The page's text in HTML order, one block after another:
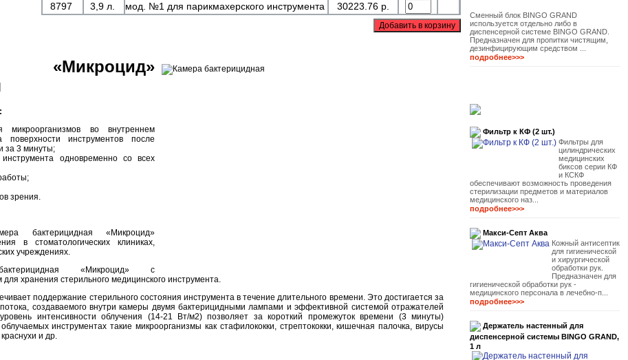
8797
3,9 л. мод. №1 для парикмахерского инструмента 30223.76 р.
микроорганизмов во внутреннем
инструментов после
за 3 минуты;
инструмента одновременно со всех
зрения.
бактерицидная «Микроцид»
в стоматологических клиниках,
учреждениях.
«Микроцид» с
хранения стерильного медицинского инструмента.
поддержание стерильного состояния инструмента в течение длительного времени. Это достигается за
создаваемого внутри камеры двумя бактерицидными лампами и эффективной системой отражателей
интенсивности облучения (14-21 Вт/м2) позволяет за короткий промежуток времени (3 минуты)
инструментах такие микроорганизмы как стафилококки, стрептококки, кишечная палочка, вирусы
и др.
Сменный блок BINGO GRAND
используется отдельно либо в
диспенсерной системе BINGO GRAND.
Предназначен для пропитки чистящим,
дезинфицирующим средством ...
подробнее>>>
Фильтр к КФ (2 шт.)
Фильтры для
цилиндрических
медицинских
биксов серии КФ
и КСКФ
обеспечивают возможность проведения
стерилизации предметов и материалов
медицинского наз...
подробнее>>>
Макси-Септ Аква
Кожный антисептик
для гигиенической
и хирургической
обработки рук.
Предназначен для
гигиенической обработки рук -
медицинского персонала в лечебно-п...
подробнее>>>
Держатель настенный для
диспенсерной системы BINGO GRAND,
1 л